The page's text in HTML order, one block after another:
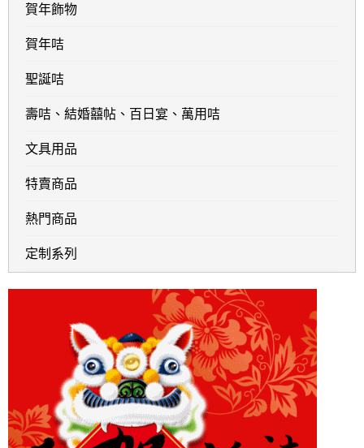
賀年飾物
賀年咭
聖誕咭
壽咭、結婚囍帖、百日宴、萬用咭
文具用品
特賣商品
熱門商品
定制系列